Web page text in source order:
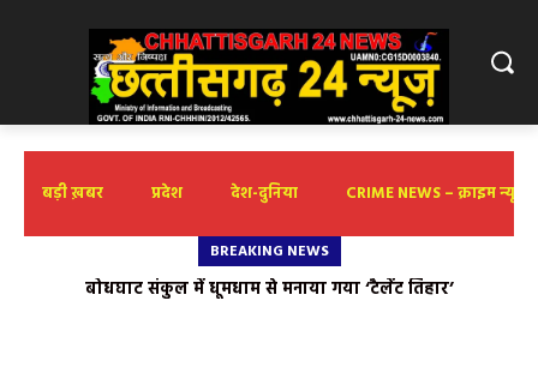
बड़ी ख़बर प्रदेश देश-दुनिया CRIME NEWS – क्राइम न्यूज़
BREAKING NEWS
बोधघाट संकुल में धूमधाम से मनाया गया ‘टैलेंट तिहार’